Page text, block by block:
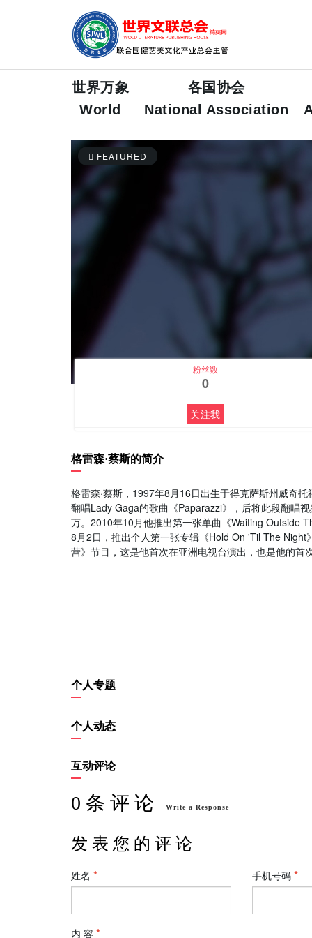
世界万象
World
各国协会
National Association
FEATURED
粉丝数
0
关注我
格雷森·蔡斯的简介
格雷森·蔡斯，1997年8月16日出生于得克萨斯州威奇
翻唱Lady Gaga的歌曲《Paparazzi》，后将此段翻唱
万。2010年10月他推出第一张单曲《Waiting Outside
8月2日，推出个人第一张专辑《Hold On 'Til The
营》节目，这是他首次在亚洲电视台演出，也是他的首
个人专题
个人动态
互动评论
0 条 评 论 Write a Response
发 表 您 的 评 论
姓名 手机号码
内 容